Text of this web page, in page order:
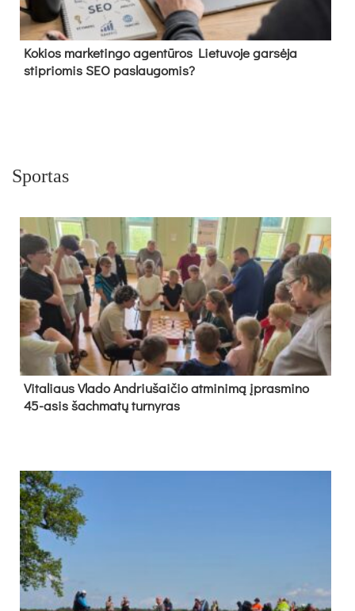
Kokios marketingo agentūros Lietuvoje garsėja
stipriomis SEO paslaugomis?
Sportas
Vi­ta­liaus Vla­do And­riu­šai­čio at­mi­ni­mą įpras­mi­no
45-asis šach­ma­tų tur­ny­ras